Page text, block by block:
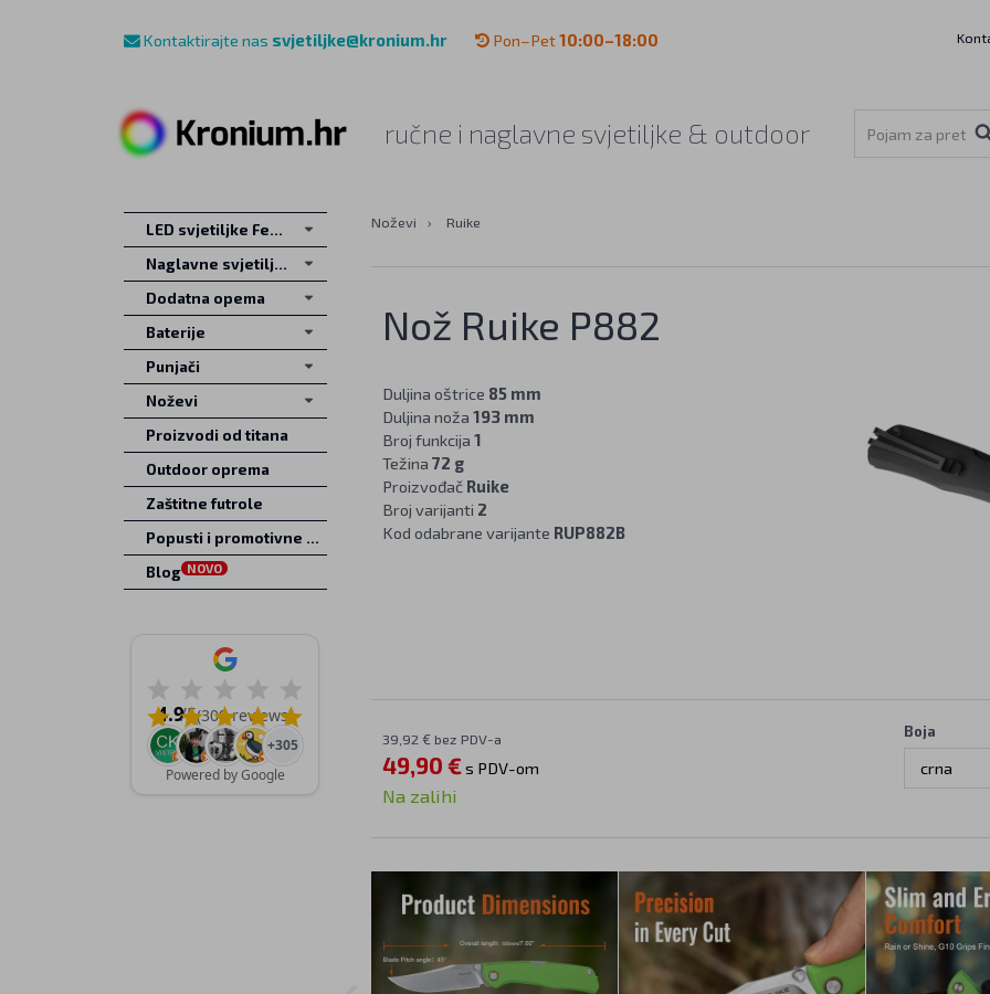
Kontaktirajte nas svjetiljke@kronium.hr Pon–Pet10:00–18:00
ručne i naglavne svjetiljke & outdoor
Noževi › Ruike
Nož Ruike P882
Duljina oštrice 85 mm
Duljina noža 193 mm
Broj funkcija 1
Težina 72 g
Proizvođač Ruike
Broj varijanti 2
Kod odabrane varijante RUP882B
39,92 € bez PDV-a
49,90 € s PDV-om
Na zalihi
Boja
crna
LED svjetiljke Fenix
Naglavne svjetiljke
Dodatna opema
Baterije
Punjači
Noževi
Proizvodi od titana
Outdoor oprema
Zaštitne futrole
Popusti i promotivne ponude
Blog NOVO
4.9/5(309 reviews)
+305
Powered by Google